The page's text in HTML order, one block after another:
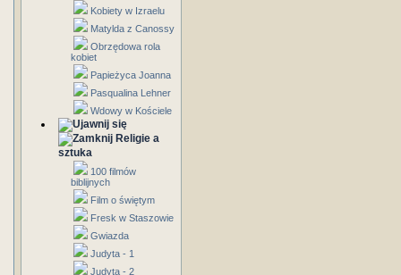
Kobiety w Izraelu
Matylda z Canossy
Obrzędowa rola
kobiet
Papieżyca Joanna
Pasqualina Lehner
Wdowy w Kościele
Religie a
sztuka
100 filmów
biblijnych
Film o świętym
Fresk w Staszowie
Gwiazda
Judyta - 1
Judyta - 2